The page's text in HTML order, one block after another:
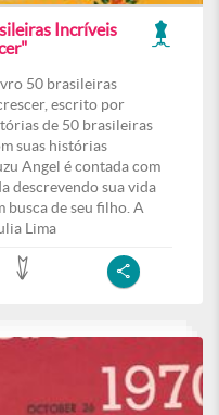
Incríveis
50 brasileiras
escrito por
de 50 brasileiras
suas histórias
Angel é contada com
descrevendo sua vida
busca de seu filho. A
Lima